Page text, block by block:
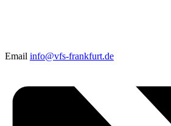
Email info@vfs-frankfurt.de